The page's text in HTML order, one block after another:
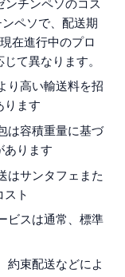
ンチンペソのコス
ペソで、配送期
在進行中のプロ
て異なります。
り高い輸送料を招
ります
は容積重量に基づ
あります
はサンタフェまた
ト
ビスは通常、標準
約束配送などによ